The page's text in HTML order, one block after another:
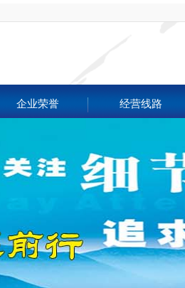
企业荣誉 经营线路